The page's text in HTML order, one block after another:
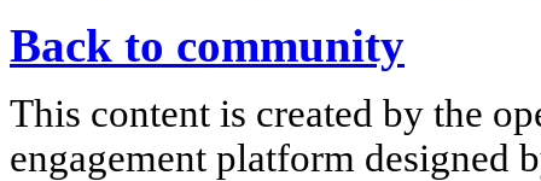
Back to community
This content is created by the
engagement platform designed